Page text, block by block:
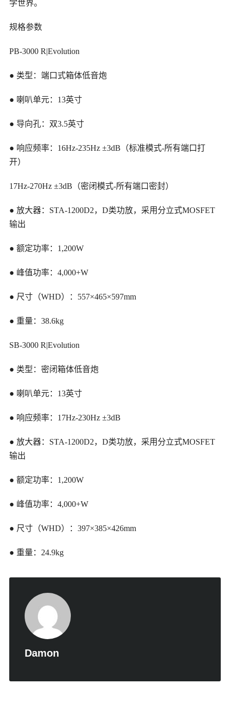
学世界。
规格参数
PB-3000 R|Evolution
● 类型：端口式箱体低音炮
● 喇叭单元：13英寸
● 导向孔：双3.5英寸
● 响应频率：16Hz-235Hz ±3dB（标准模式-所有端口打
开）
17Hz-270Hz ±3dB（密闭模式-所有端口密封）
● 放大器：STA-1200D2，D类功放，采用分立式MOSFET
输出
● 额定功率：1,200W
● 峰值功率：4,000+W
● 尺寸（WHD）：557×465×597mm
● 重量：38.6kg
SB-3000 R|Evolution
● 类型：密闭箱体低音炮
● 喇叭单元：13英寸
● 响应频率：17Hz-230Hz ±3dB
● 放大器：STA-1200D2，D类功放，采用分立式MOSFET
输出
● 额定功率：1,200W
● 峰值功率：4,000+W
● 尺寸（WHD）：397×385×426mm
● 重量：24.9kg
Damon